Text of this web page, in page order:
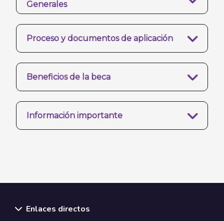
Generales
Proceso y documentos de aplicación
Beneficios de la beca
Información importante
Enlaces directos